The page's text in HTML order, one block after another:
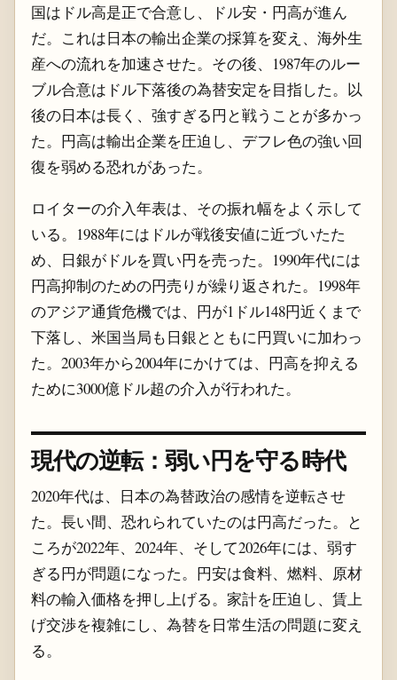
国はドル高是正で合意し、ドル安・円高が進ん
だ。これは日本の輸出企業の採算を変え、海外生
産への流れを加速させた。その後、1987年のルー
ブル合意はドル下落後の為替安定を目指した。以
後の日本は長く、強すぎる円と戦うことが多かっ
た。円高は輸出企業を圧迫し、デフレ色の強い回
復を弱める恐れがあった。
ロイターの介入年表は、その振れ幅をよく示して
いる。1988年にはドルが戦後安値に近づいたた
め、日銀がドルを買い円を売った。1990年代には
円高抑制のための円売りが繰り返された。1998年
のアジア通貨危機では、円が1ドル148円近くまで
下落し、米国当局も日銀とともに円買いに加わっ
た。2003年から2004年にかけては、円高を抑える
ために3000億ドル超の介入が行われた。
現代の逆転：弱い円を守る時代
2020年代は、日本の為替政治の感情を逆転させ
た。長い間、恐れられていたのは円高だった。と
ころが2022年、2024年、そして2026年には、弱す
ぎる円が問題になった。円安は食料、燃料、原材
料の輸入価格を押し上げる。家計を圧迫し、賃上
げ交渉を複雑にし、為替を日常生活の問題に変え
る。